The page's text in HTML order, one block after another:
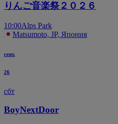
りんご音楽祭２０２６
10:00Alps Park
Matsumoto, JP, Япония
сент.
26
сбт
BoyNextDoor